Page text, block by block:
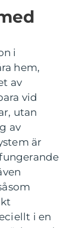
i
hem,
av
vid
utan
av
är
i en